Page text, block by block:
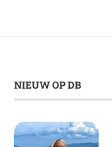
NIEUW OP DB